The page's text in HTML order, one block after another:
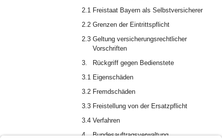
2.1 Freistaat Bayern als Selbstversicherer
2.2 Grenzen der Eintrittspflicht
2.3 Geltung versicherungsrechtlicher
Vorschriften
3.
Rückgriff gegen Bedienstete
3.1 Eigenschäden
3.2 Fremdschäden
3.3 Freistellung von der Ersatzpflicht
3.4 Verfahren
4.
Bundesauftragsverwaltung